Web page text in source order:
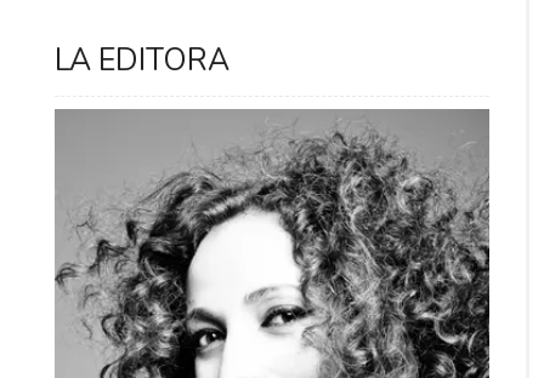
LA EDITORA